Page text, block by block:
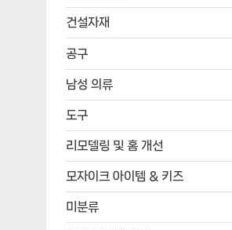
건설자재
공구
남성 의류
도구
리모델링 및 홈 개선
모자이크 아이템 & 키즈
미분류